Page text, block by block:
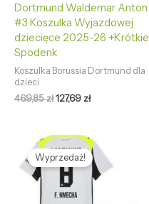
Dortmund Waldemar Anton
#3 Koszulka Wyjazdowej
dziecięce 2025-26 +Krótkie
Spodenk
Koszulka Borussia Dortmund dla
dzieci
469,85zł127,69 zł
Wyprzedaż!
Pierwotna
cena
wynosiła:
469,85 zł.
Aktualna
cena
wynosi:
127,69 zł.